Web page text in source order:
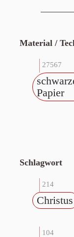
Material /
27567
Papier
Schlagwort
214
Christus
104